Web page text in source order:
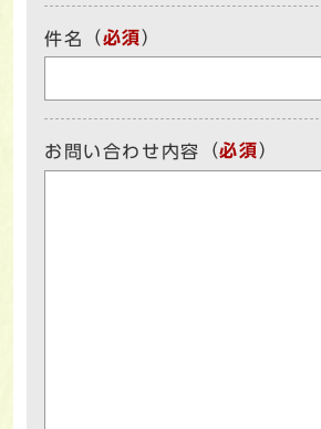
件名 （必須）
お問い合わせ内容 （必須）